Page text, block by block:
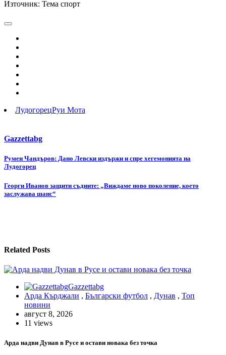
Източник: Тема спорт
ЛудогорецРуи Мота
Gazzettabg
Навигация
Румен Чандъров: Дано Левски издържи и спре хегемонията на
Лудогорец
Георги Иванов защити съдиите: „Виждаме ново поколение, което
заслужава шанс“
Related Posts
Gazzettabg
Арда Кърджали , Български футбол , Дунав , Топ
новини
август 8, 2026
11 views
Арда надви Дунав в Русе и остави новака без точка